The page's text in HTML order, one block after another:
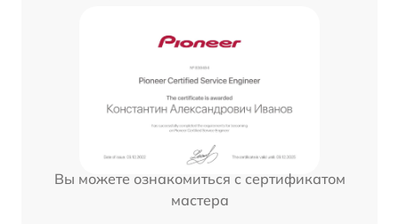
Вы можете ознакомиться с сертификатом
мастера